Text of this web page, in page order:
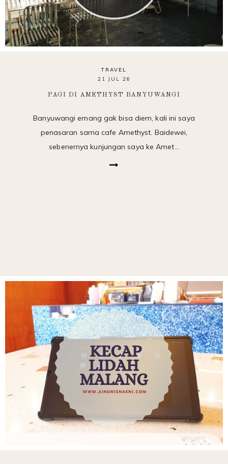
TRAVEL
21 JUL 26
PAGI DI AMETHYST BANYUWANGI
Banyuwangi emang gak bisa diem, kali ini saya
penasaran sama cafe Amethyst. Baidewei,
sebenernya kunjungan saya ke Amet…